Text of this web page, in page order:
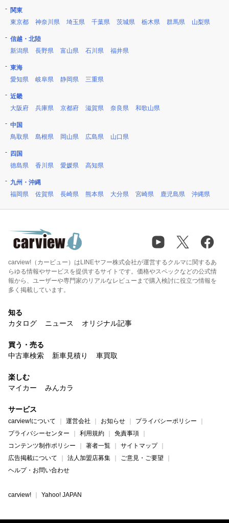
関東
東京都
神奈川県 埼玉県 千葉県 茨城県 栃木県 群馬県 山梨県
信越・北陸
新潟県
長野県 富山県 石川県 福井県
東海
愛知県
岐阜県 静岡県 三重県
近畿
大阪府
兵庫県 京都府 滋賀県 奈良県 和歌山県
中国
鳥取県
島根県 岡山県 広島県 山口県
四国
徳島県
香川県 愛媛県 高知県
九州・沖縄
福岡県
佐賀県 長崎県 熊本県 大分県 宮崎県 鹿児島県 沖縄県
carview!（カービュー）はLINEヤフー株式会社が運営するクルマに関するあ
らゆる情報やサービスを提供するサイトです。価格やスペックなどの公式情
報から、ユーザーや専門家のリアルなレビューまで購入検討に役立つ情報を
多く掲載しています。
知る
カタログ
ニュース オリジナル記事
買う・売る
中古車検索
新車見積り 車買取
楽しむ
マイカー
みんカラ
サービス
carview!について 運営会社 お知らせ
プライバシーポリシー
プライバシーセンター
利用規約
免責事項
コンテンツ制作ポリシー
著者一覧
サイトマップ
広告掲載について
法人加盟店募集
ご意見・ご要望
ヘルプ・お問い合わせ
carview! Yahoo! JAPAN